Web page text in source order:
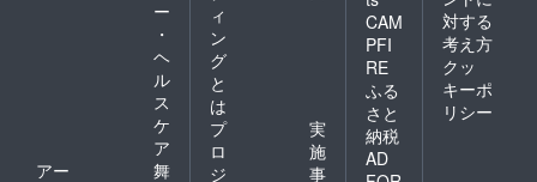
ー
・
ヘ
ル
ス
ケ
ア
アー
舞
ィ
ン
グ
と
は
プ
ロ
ジ
実
施
事
CAM
PFI
RE
ふる
さと
納税
AD
対する
考え方
クッ
キーポ
リシー